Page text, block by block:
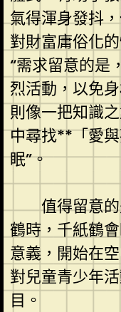
氣得渾身發抖
對財富庸俗化
“需求留意的是
烈活動，以免
則像一把知識
中尋找**「愛
眠”。
值得留意
鶴時，千紙鶴
意義，開始在
對兒童青少年
目。